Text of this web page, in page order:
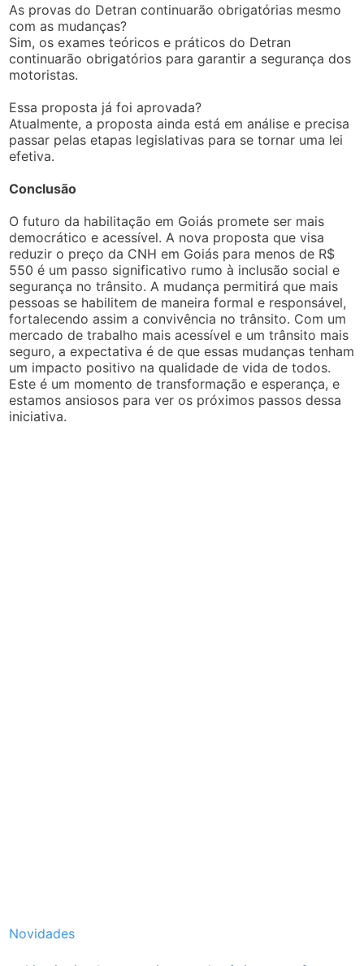
As provas do Detran continuarão obrigatórias mesmo
com as mudanças?
Sim, os exames teóricos e práticos do Detran
continuarão obrigatórios para garantir a segurança dos
motoristas.
Essa proposta já foi aprovada?
Atualmente, a proposta ainda está em análise e precisa
passar pelas etapas legislativas para se tornar uma lei
efetiva.
Conclusão
O futuro da habilitação em Goiás promete ser mais
democrático e acessível. A nova proposta que visa
reduzir o preço da CNH em Goiás para menos de R$
550 é um passo significativo rumo à inclusão social e
segurança no trânsito. A mudança permitirá que mais
pessoas se habilitem de maneira formal e responsável,
fortalecendo assim a convivência no trânsito. Com um
mercado de trabalho mais acessível e um trânsito mais
seguro, a expectativa é de que essas mudanças tenham
um impacto positivo na qualidade de vida de todos.
Este é um momento de transformação e esperança, e
estamos ansiosos para ver os próximos passos dessa
iniciativa.
Novidades